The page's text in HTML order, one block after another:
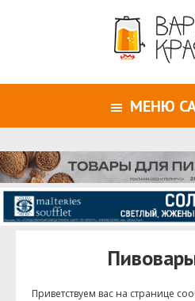
МЕНЮ
Приветствуем ваc на странице